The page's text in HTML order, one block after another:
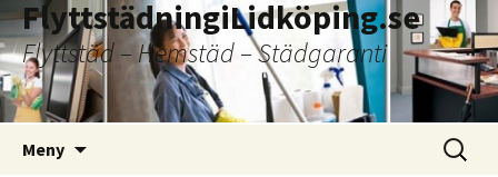
FlyttstädningiLidköping.se
Flyttstäd – Hemstäd – Städgaranti
Meny
Sök
efter: